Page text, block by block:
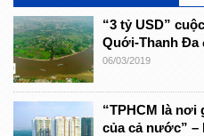
“3 tỷ USD”
Quới-Thanh Đa
06/03/2019
“TPHCM là nơi
của cả nước” –